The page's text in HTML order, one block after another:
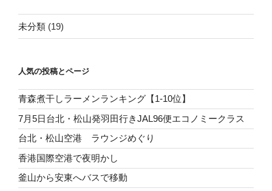
未分類 (19)
人気の投稿とページ
青森煮干しラーメンランキング【1-10位】
7月5日台北・松山発羽田行きJAL96便エコノミークラス
台北・松山空港 ラウンジめぐり
香港国際空港で夜明かし
釜山から安東へバスで移動